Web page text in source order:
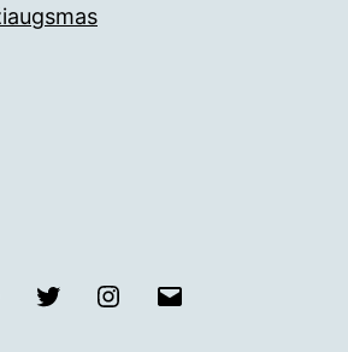
FacebookTwitter Instagram